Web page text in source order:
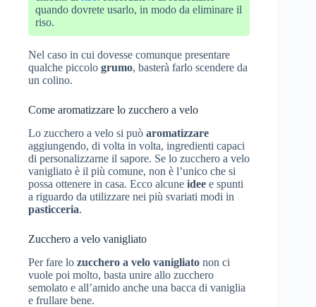
quando dovrete usarlo, in modo da eliminare il
riso.
Nel caso in cui dovesse comunque presentare
qualche piccolo grumo, basterà farlo scendere da
un colino.
Come aromatizzare lo zucchero a velo
Lo zucchero a velo si può aromatizzare
aggiungendo, di volta in volta, ingredienti capaci
di personalizzarne il sapore. Se lo zucchero a velo
vanigliato è il più comune, non è l’unico che si
possa ottenere in casa. Ecco alcune idee e spunti
a riguardo da utilizzare nei più svariati modi in
pasticceria.
Zucchero a velo vanigliato
Per fare lo zucchero a velo vanigliato non ci
vuole poi molto, basta unire allo zucchero
semolato e all’amido anche una bacca di vaniglia
e frullare bene.